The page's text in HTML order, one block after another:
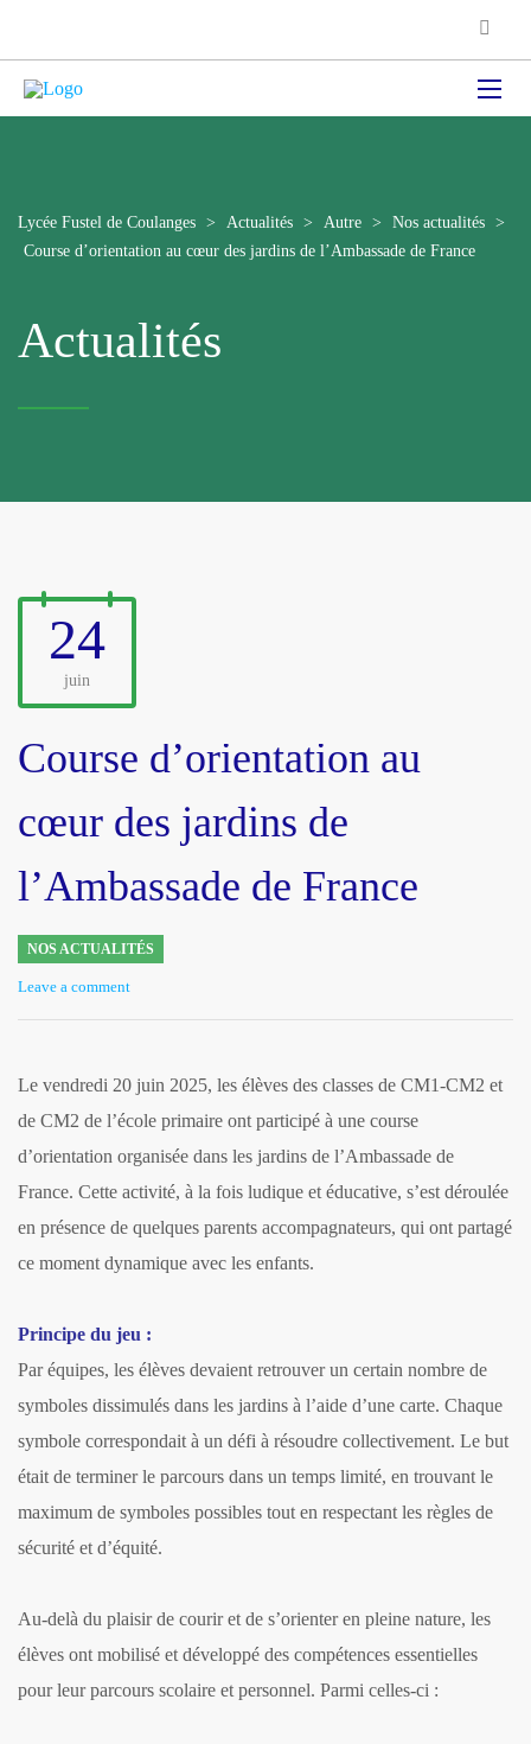
Lycée Fustel de Coulanges > Actualités > Autre > Nos actualités >
Course d’orientation au cœur des jardins de l’Ambassade de France
Actualités
24
juin
Course d’orientation au
cœur des jardins de
l’Ambassade de France
NOS ACTUALITÉS
Leave a comment
Le vendredi 20 juin 2025, les élèves des classes de CM1-CM2 et
de CM2 de l’école primaire ont participé à une course
d’orientation organisée dans les jardins de l’Ambassade de
France. Cette activité, à la fois ludique et éducative, s’est déroulée
en présence de quelques parents accompagnateurs, qui ont partagé
ce moment dynamique avec les enfants.
Principe du jeu :
Par équipes, les élèves devaient retrouver un certain nombre de
symboles dissimulés dans les jardins à l’aide d’une carte. Chaque
symbole correspondait à un défi à résoudre collectivement. Le but
était de terminer le parcours dans un temps limité, en trouvant le
maximum de symboles possibles tout en respectant les règles de
sécurité et d’équité.
Au-delà du plaisir de courir et de s’orienter en pleine nature, les
élèves ont mobilisé et développé des compétences essentielles
pour leur parcours scolaire et personnel. Parmi celles-ci :